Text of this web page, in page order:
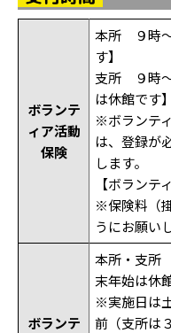
ボランテ
ィア活動
保険
本所 ９時
す】
支所 ９時
は休館です】
※ボランテ
は、登録が
します。
【ボラン
※保険料（
うにお願い
ボランテ
本所・支所
末年始は休
※実施日は
前（支所は